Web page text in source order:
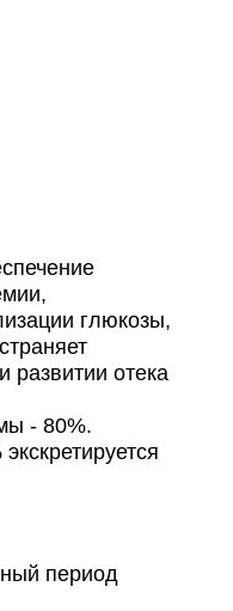
глюкозы,
развитии отека
- 80%.
период